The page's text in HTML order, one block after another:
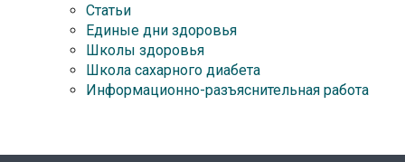
Статьи
Единые дни здоровья
Школы здоровья
Школа сахарного диабета
Информационно-разъяснительная работа